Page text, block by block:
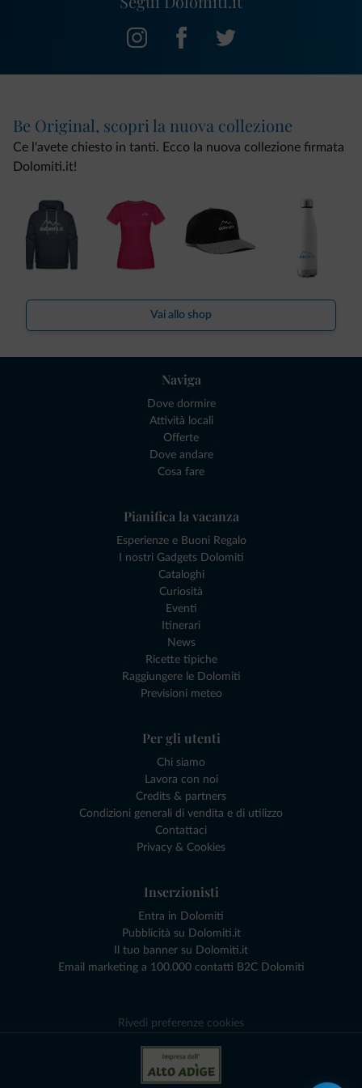
Be Original, scopri la nuova collezione
Ce l'avete chiesto in tanti. Ecco la nuova collezione firmata
Dolomiti.it!
Vai allo shop
Naviga
Dove dormire
Attività locali
Offerte
Dove andare
Cosa fare
Pianifica la vacanza
Esperienze e Buoni Regalo
I nostri Gadgets Dolomiti
Cataloghi
Curiosità
Eventi
Itinerari
News
Ricette tipiche
Raggiungere le Dolomiti
Previsioni meteo
Per gli utenti
Chi siamo
Lavora con noi
Credits & partners
Condizioni generali di vendita e di utilizzo
Contattaci
Privacy & Cookies
Inserzionisti
Entra in Dolomiti
Pubblicità su Dolomiti.it
Il tuo banner su Dolomiti.it
Email marketing a 100.000 contatti B2C Dolomiti
Rivedi preferenze cookies